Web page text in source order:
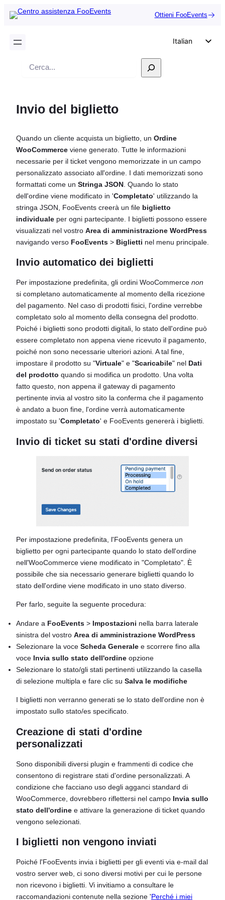
Ottieni FooEvents
Italian
French
Czech
Ricerca
Invio del biglietto
Quando un cliente acquista un biglietto, un Ordine
WooCommerce viene generato. Tutte le informazioni
necessarie per il ticket vengono memorizzate in un campo
personalizzato associato all'ordine. I dati memorizzati sono
formattati come un Stringa JSON . Quando lo stato
dell'ordine viene modificato in 'Completato' utilizzando la
stringa JSON, FooEvents creerà un file biglietto
individuale per ogni partecipante. I biglietti possono essere
visualizzati nel vostro Area di amministrazione WordPress
navigando verso FooEvents > Biglietti nel menu principale.
Invio automatico dei biglietti
Per impostazione predefinita, gli ordini WooCommerce non
si completano automaticamente al momento della ricezione
del pagamento. Nel caso di prodotti fisici, l'ordine verrebbe
completato solo al momento della consegna del prodotto.
Poiché i biglietti sono prodotti digitali, lo stato dell'ordine può
essere completato non appena viene ricevuto il pagamento,
poiché non sono necessarie ulteriori azioni. A tal fine,
impostare il prodotto su "Virtuale" e "Scaricabile" nel Dati
del prodotto quando si modifica un prodotto. Una volta
fatto questo, non appena il gateway di pagamento
pertinente invia al vostro sito la conferma che il pagamento
è andato a buon fine, l'ordine verrà automaticamente
impostato su 'Completato' e FooEvents genererà i biglietti.
Invio di ticket su stati d'ordine diversi
Per impostazione predefinita, l'FooEvents genera un
biglietto per ogni partecipante quando lo stato dell'ordine
nell'WooCommerce viene modificato in "Completato". È
possibile che sia necessario generare biglietti quando lo
stato dell'ordine viene modificato in uno stato diverso.
Per farlo, seguite la seguente procedura:
Andare a FooEvents > Impostazioni nella barra laterale
sinistra del vostro Area di amministrazione WordPress
Selezionare la voce Scheda Generale e scorrere fino alla
voce Invia sullo stato dell'ordine opzione
Selezionare lo stato/gli stati pertinenti utilizzando la casella
di selezione multipla e fare clic su Salva le modifiche
I biglietti non verranno generati se lo stato dell'ordine non è
impostato sullo stato/es specificato.
Creazione di stati d'ordine
personalizzati
Sono disponibili diversi plugin e frammenti di codice che
consentono di registrare stati d'ordine personalizzati. A
condizione che facciano uso degli agganci standard di
WooCommerce, dovrebbero riflettersi nel campo Invia sullo
stato dell'ordine e attivare la generazione di ticket quando
vengono selezionati.
I biglietti non vengono inviati
Poiché l'FooEvents invia i biglietti per gli eventi via e-mail dal
vostro server web, ci sono diversi motivi per cui le persone
non ricevono i biglietti. Vi invitiamo a consultare le
raccomandazioni contenute nella sezione 'Perché i miei